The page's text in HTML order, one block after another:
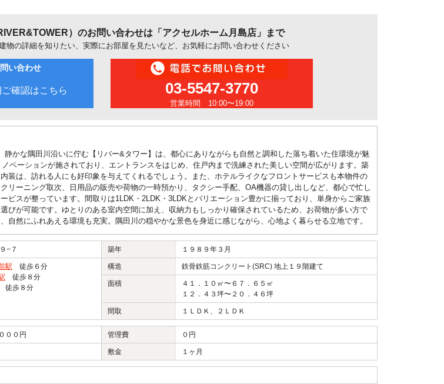
）のお問い合わせは「アクセルホーム月島店」まで
物の詳細を知りたい、実際にお部屋を見たいなど、お気軽にお問い合わせください
い合わせ
確認はこちら 03-5547-3770
営業時間 10:00〜19:00
かな隅田川沿いに佇む【リバー&タワー】は、都心にありながらも自然と調和した落ち着いた住環境が魅
ベーションが施されており、エントランスをはじめ、住戸内まで洗練された美しい空間が広がります。築
装は、訪れる人にも好印象を与えてくれるでしょう。また、ホテルライクなフロントサービスも本物件の
リーニング取次、日用品の販売や荷物の一時預かり、タクシー手配、OA機器の貸し出しなど、都心で忙し
ビスが整っています。間取りは1LDK・2LDK・3LDKとバリエーション豊かに揃っており、単身からご家族
びが可能です。ゆとりのある室内空間に加え、収納力もしっかり確保されているため、お荷物が多い方で
自然にふれあえる環境も充実。隅田川の穏やかな景色を身近に感じながら、心地よく暮らせる立地です。
−７ 築年 １９８９年３月
駅 徒歩６分
徒歩８分
徒歩８分
構造 鉄骨鉄筋コンクリート(SRC) 地上１９階建て
面積
４１．１０㎡〜６７．６５㎡
１２．４３坪〜２０．４６坪
間取 １ＬＤＫ、２ＬＤＫ
００円 管理費 ０円
敷金 １ヶ月